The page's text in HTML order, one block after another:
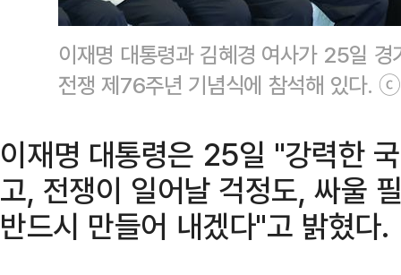
이재명 대통령과 김혜경 여사가 25일
전쟁 제76주년 기념식에 참석해 있다.
이재명 대통령은 25일 "강력한
고, 전쟁이 일어날 걱정도, 싸울
반드시 만들어 내겠다"고 밝혔다.